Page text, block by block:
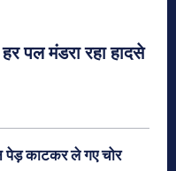
पल मंडरा रहा हादसे
पेड़ काटकर ले गए चोर